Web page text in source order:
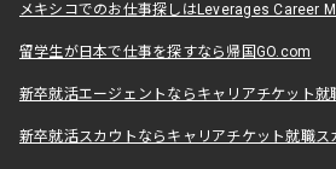
メキシコでのお仕事探しはLeverages Career
留学生が日本で仕事を探すなら帰国GO.com
新卒就活エージェントならキャリアチケット就
新卒就活スカウトならキャリアチケット就職ス